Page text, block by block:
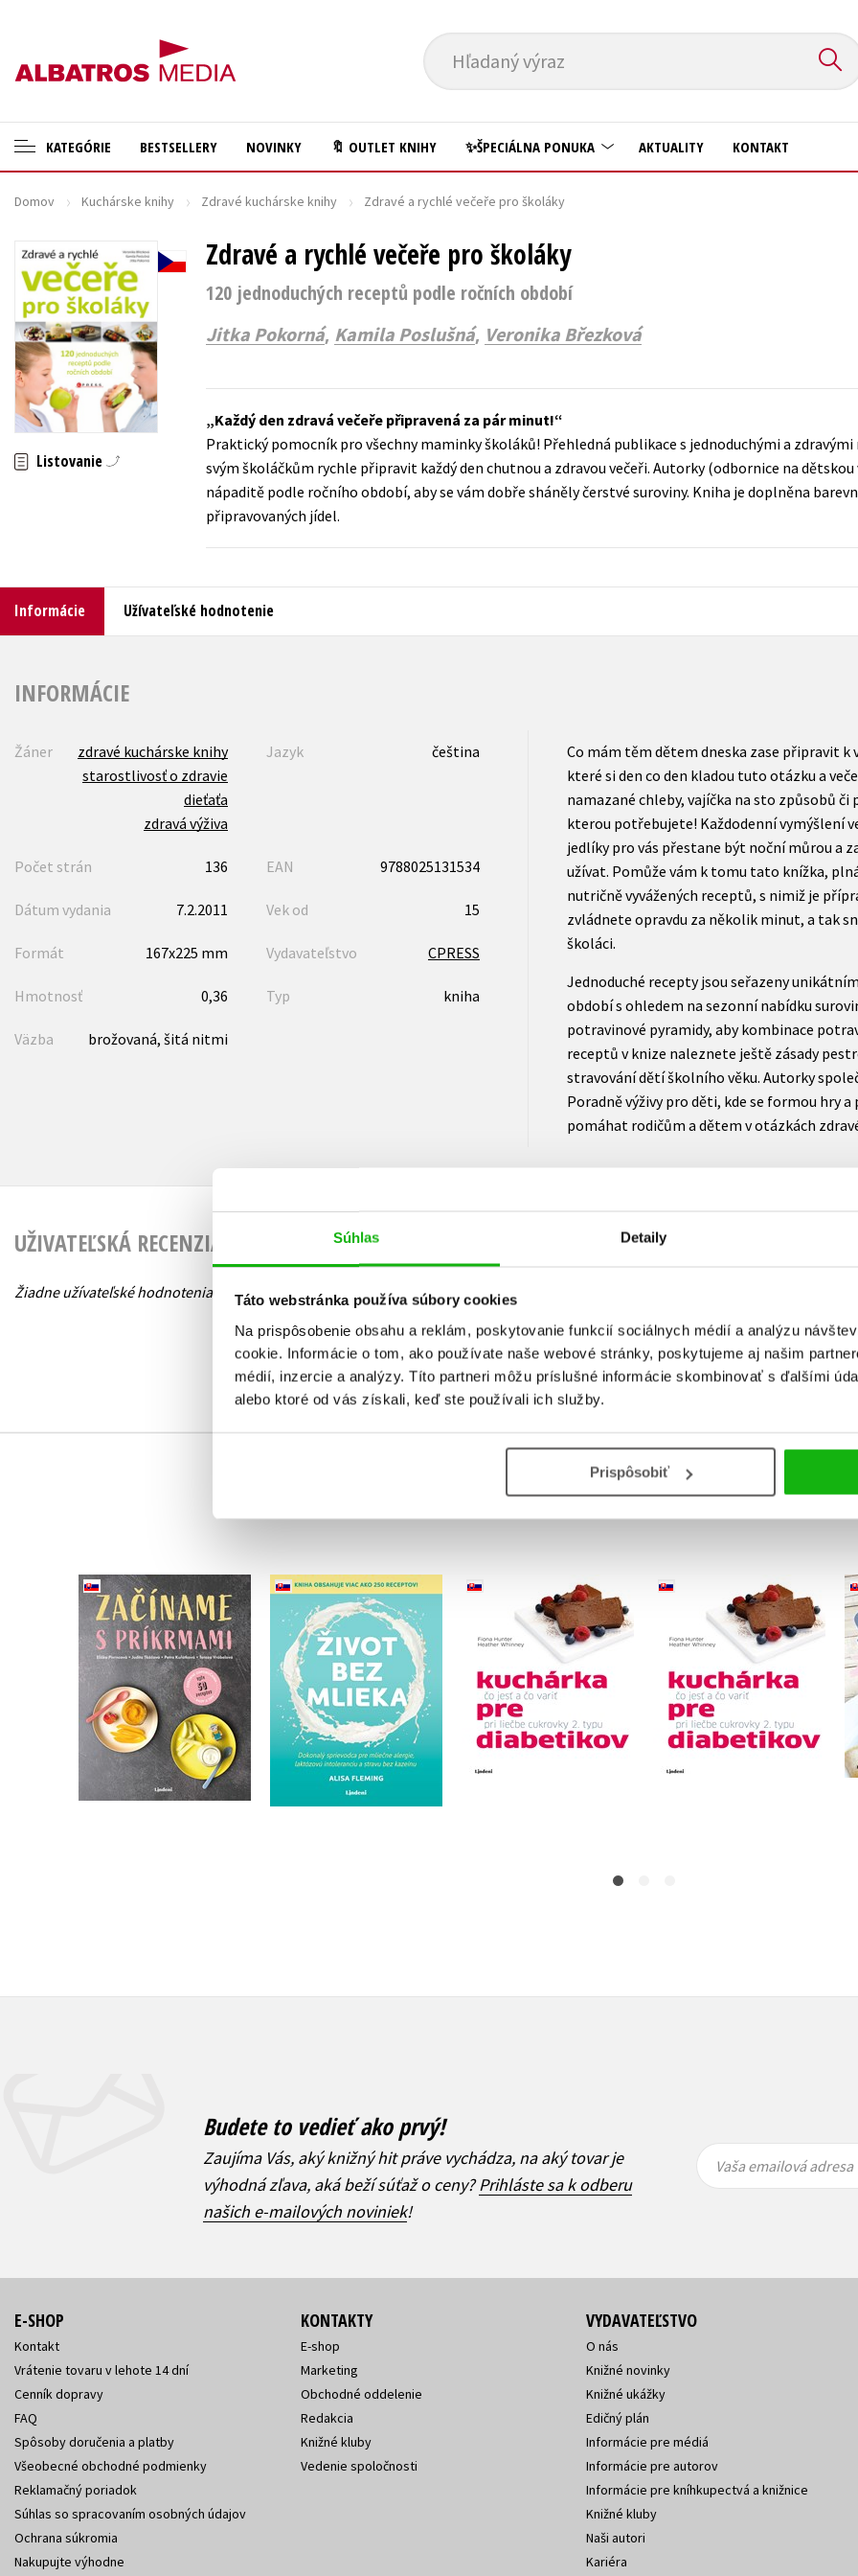
Súhlas Detaily
Táto webstránka používa súbory cookies
Na prispôsobenie obsahu a reklám, poskytovanie funkcií sociálnych médií a analýzu
cookie. Informácie o tom, ako používate naše webové stránky, poskytujeme aj našim
médií, inzercie a analýzy. Títo partneri môžu príslušné informácie skombinovať s ďalšími
alebo ktoré od vás získali, keď ste používali ich služby.
Prispôsobiť
Hľadaný výraz
KATEGÓRIE
🛍️ Darčekové poukazy
🎁 Limitované balíčky
🔥 Výhodné predpredaje
🏷️ Zlacnené knihy
⚔️ Zaklínač na CD
🔖Outlet knihy
Cestovanie
Darčekové publikácie
História a military
Hobby
Humanitné a spoločenské vedy
Jazyky
Krížovky
Kuchárske knihy
New Adult
Počítače
Poézia
Populárno - náučné pre deti
Umenie a kultúra
Young adult
Young adult (SK)
Všetky tituly
BESTSELLERY NOVINKY 🔖 OUTLET KNIHY ✨ŠPECIÁLNA PONUKA AKTUALITY KONTAKT
Domov Kuchárske knihy Zdravé kuchárske knihy Zdravé a rychlé večeře pro školáky
Zdravé a rychlé večeře pro školáky
120 jednoduchých receptů podle ročních období
Jitka Pokorná, Kamila Poslušná, Veronika Březková
Listovanie
Každý den zdravá večeře připravená za pár minut!
Praktický pomocník pro všechny maminky školáků! Přehledná publikace s jednoduchými a
svým školáčkům rychle připravit každý den chutnou a zdravou večeři. Autorky (odbornice na
nápaditě podle ročního období, aby se vám dobře sháněly čerstvé suroviny. Kniha je doplněna
připravovaných jídel.
Informácie Užívateľské hodnotenie
INFORMÁCIE
Žáner
zdravé kuchárske knihy
starostlivosť o zdravie
dieťaťa
zdravá výživa
Jazyk čeština
Počet strán 136 EAN 9788025131534
Dátum vydania 7.2.2011 Vek od 15
Formát 167x225 mm Vydavateľstvo CPRESS
Hmotnosť 0,36 Typ kniha
Väzba brožovaná, šitá nitmi
Co mám těm dětem dneska zase připravit k
které si den co den kladou tuto otázku a
namazané chleby, vajíčka na sto způsobů či
kterou potřebujete! Každodenní vymýšlení
jedlíky pro vás přestane být noční můrou a
užívat. Pomůže vám k tomu tato knížka,
nutričně vyvážených receptů, s nimiž je
zvládnete opravdu za několik minut, a tak
školáci.
Jednoduché recepty jsou seřazeny
období s ohledem na sezonní nabídku
potravinové pyramidy, aby kombinace
receptů v knize naleznete ještě zásady
stravování dětí školního věku. Autorky
Poradně výživy pro děti, kde se formou hry
pomáhat rodičům a dětem v otázkách
UŽIVATEĽSKÁ RECENZIA
Žiadne užívateľské hodnotenia nie sú dostupné. Vaše hodnotenie
Používateľskú recenziu môžu vkladať len registrovaní
Prihlásiť
KUPUJEME S
Začíname s príkrmami
Judita Tkáčová
,
Eliška Pivrncová
,
Petra Kuřátková
,
Tereza Vrábelová
Do košíka
Život bez mlieka
Alisa Fleming
Do košíka
21,17 €
Kuchárka pre
diabetikov - čo jesť a
čo variť pri liečbe
cukrovky 2. typu (2.
akosť)
Fiona Hunter
,
Heather Whinney
Kuchárka pre
diabetikov
Fiona Hunter
,
Heather Whinney
Budete to vedieť ako prvý!
Zaujíma Vás, aký knižný hit práve vychádza, na aký tovar je
výhodná zľava, aká beží súťaž o ceny?Prihláste sa k odberu
našich e-mailových noviniek!
emailová
emailová
Vaša emailová adresa
E-SHOP
Kontakt
Vrátenie tovaru v lehote 14 dní
Cenník dopravy
FAQ
Spôsoby doručenia a platby
Všeobecné obchodné podmienky
Reklamačný poriadok
Súhlas so spracovaním osobných údajov
Ochrana súkromia
Nakupujte výhodne
KONTAKTY
E-shop
Marketing
Obchodné oddelenie
Redakcia
Knižné kluby
Vedenie spoločnosti
VYDAVATEĽSTVO
O nás
Knižné novinky
Knižné ukážky
Edičný plán
Informácie pre médiá
Informácie pre autorov
Informácie pre kníhkupectvá a knižnice
Knižné kluby
Naši autori
Kariéra